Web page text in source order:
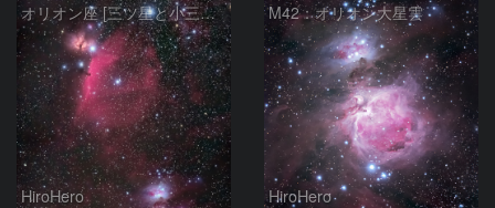
オリオン座 [三ツ星と小三ツ星]
HiroHero
M42：オリオン大星雲
HiroHero